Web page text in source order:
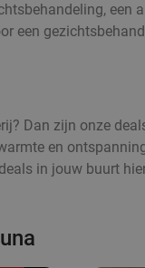
een
Dan zijn onze
en
in jouw buurt